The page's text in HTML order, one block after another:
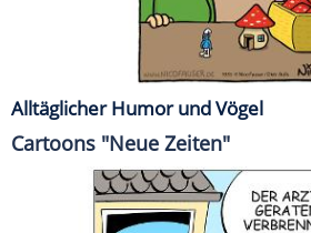
Alltäglicher Humor und Vögel
Cartoons "Neue Zeiten"